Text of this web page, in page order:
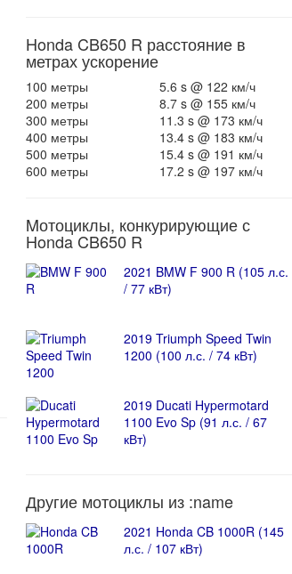
Honda CB650 R расстояние в
метрах ускорение
100 метры
5.6 s @ 122 км/ч
200 метры
8.7 s @ 155 км/ч
300 метры
11.3 s @ 173 км/ч
400 метры
13.4 s @ 183 км/ч
500 метры
15.4 s @ 191 км/ч
600 метры
17.2 s @ 197 км/ч
Mотоциклы, конкурирующие с
Honda CB650 R
2021 BMW F 900 R (105 л.с.
/ 77 кВт)
2019 Triumph Speed Twin
1200 (100 л.с. / 74 кВт)
2019 Ducati Hypermotard
1100 Evo Sp (91 л.с. / 67
кВт)
Другие мотоциклы из :name
2021 Honda CB 1000R (145
л.с. / 107 кВт)